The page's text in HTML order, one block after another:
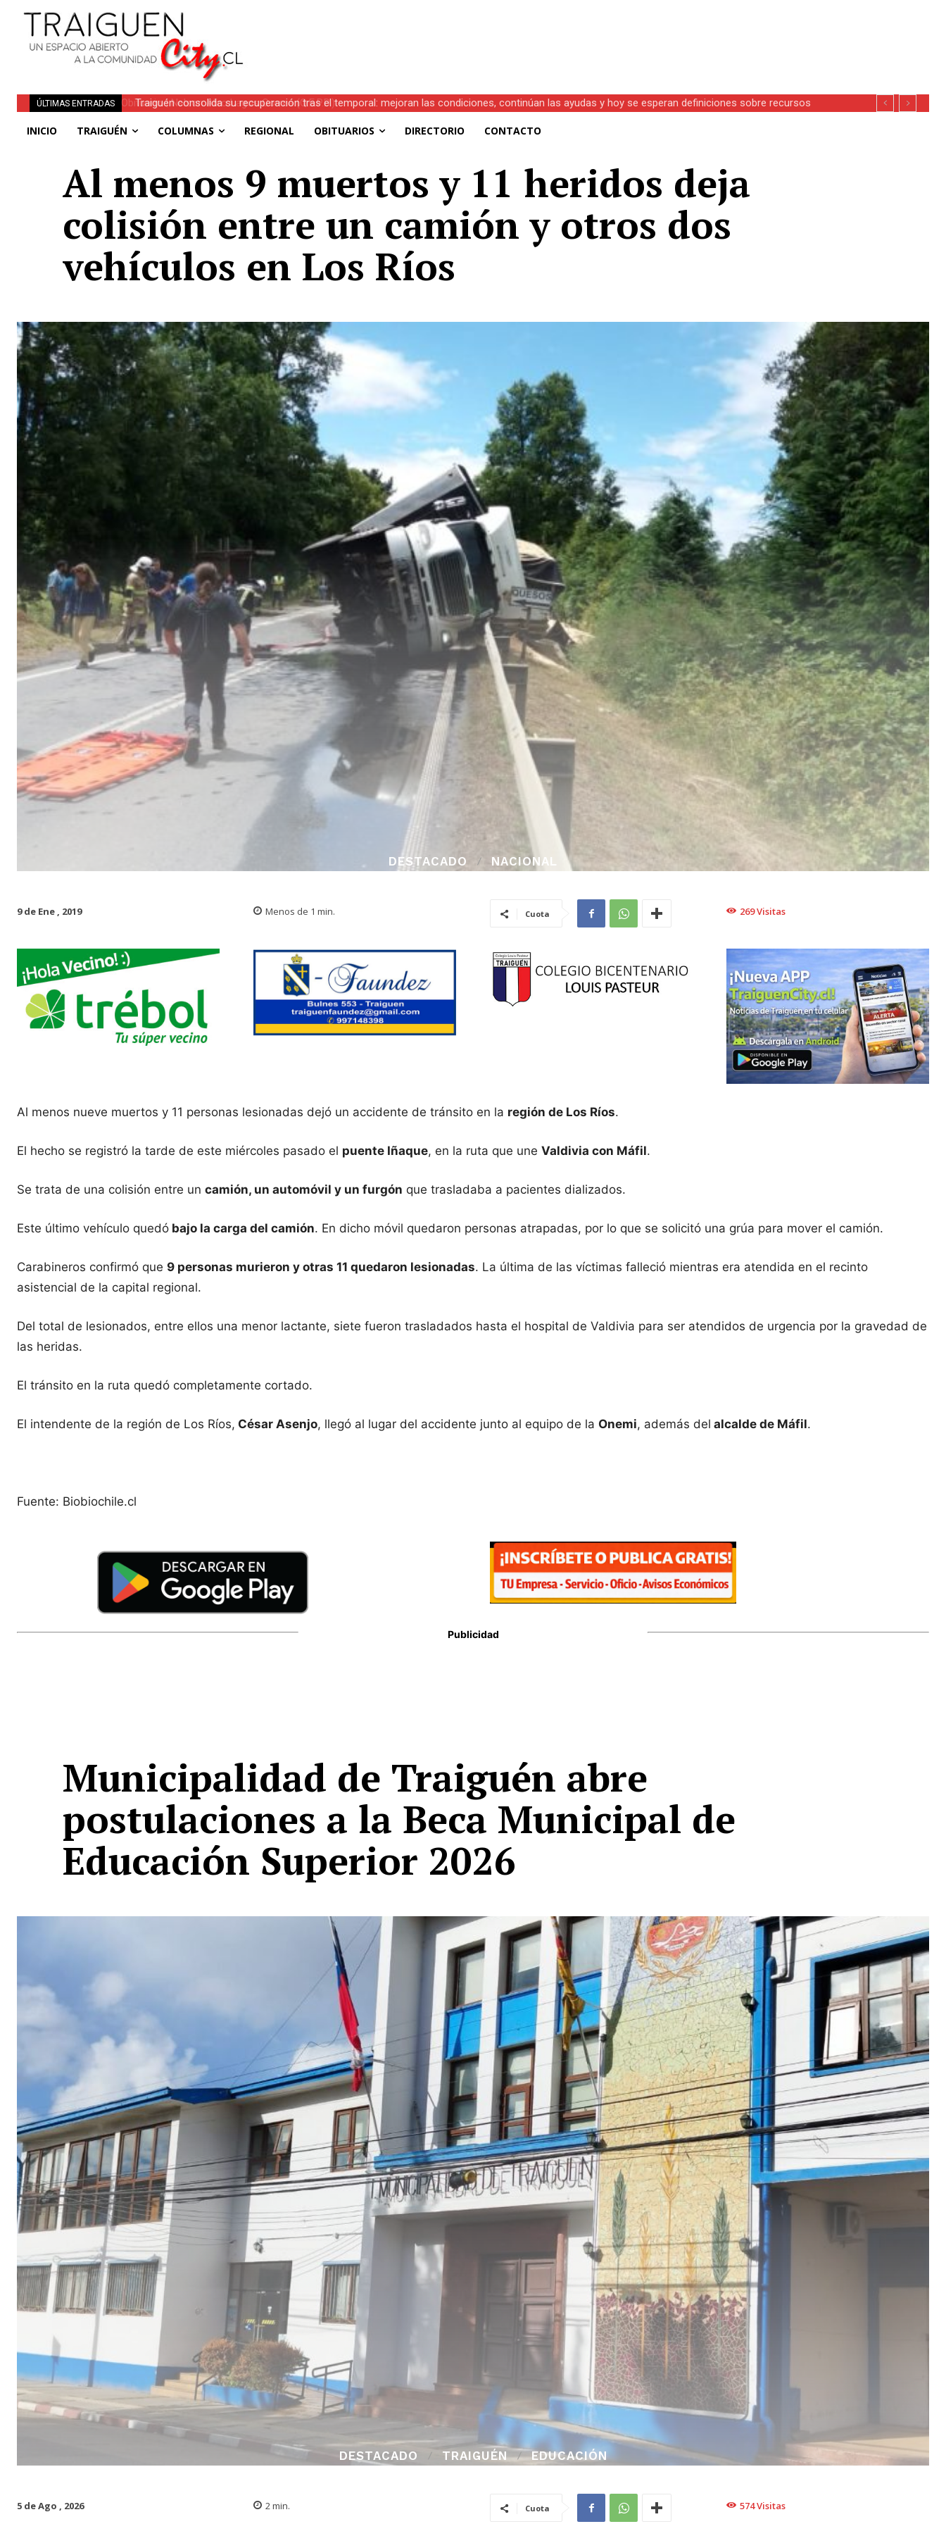
ÚLTIMAS ENTRADAS
Traiguén consolida su recuperación tras el temporal: mejoran las condiciones, continúan las ayudas y hoy se esperan definiciones sobre recursos
INICIO TRAIGUÉN COLUMNAS REGIONAL OBITUARIOS DIRECTORIO CONTACTO
Al menos 9 muertos y 11 heridos deja
colisión entre un camión y otros dos
vehículos en Los Ríos
DESTACADO NACIONAL
9 de Ene , 2019 Menos de 1 min. Cuota 269Visitas
Al menos nueve muertos y 11 personas lesionadas dejó un accidente de tránsito en la región de Los Ríos.
El hecho se registró la tarde de este miércoles pasado el puente Iñaque, en la ruta que une Valdivia con Máfil.
Se trata de una colisión entre un camión, un automóvil y un furgón que trasladaba a pacientes dializados.
Este último vehículo quedó bajo la carga del camión. En dicho móvil quedaron personas atrapadas, por lo que se solicitó una grúa para mover el camión.
Carabineros confirmó que 9 personas murieron y otras 11 quedaron lesionadas. La última de las víctimas falleció mientras era atendida en el recinto
asistencial de la capital regional.
Del total de lesionados, entre ellos una menor lactante, siete fueron trasladados hasta el hospital de Valdivia para ser atendidos de urgencia por la gravedad de
las heridas.
El tránsito en la ruta quedó completamente cortado.
El intendente de la región de Los Ríos, César Asenjo, llegó al lugar del accidente junto al equipo de la Onemi, además del alcalde de Máfil.
Fuente: Biobiochile.cl
Publicidad